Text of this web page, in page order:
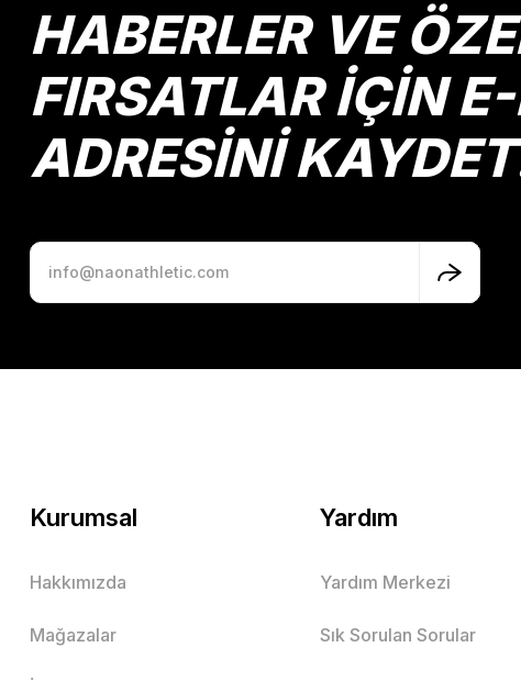
Ürün fiyatı diğer sitelerden daha pahalı.
Bu ürüne benzer farklı alternatifler olmalı.
HABERLER VE
FIRSATLAR İÇİN
ADRESİNİ
Kurumsal
Hakkımızda
Mağazalar
Yardım
Yardım Merkezi
Sık Sorulan Sorular